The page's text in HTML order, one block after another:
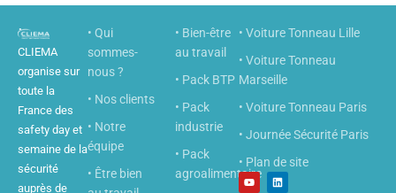
CLIEMA
organise sur
toute la
France des
safety day et
semaine de la
sécurité
auprès de
• Qui
sommes-
nous ?
• Nos clients
• Notre
équipe
• Être bien
• Bien-être
au travail
• Pack BTP
• Pack
industrie
• Pack
agroalimentaire
• Voiture Tonneau Lille
• Voiture Tonneau
Marseille
• Voiture Tonneau Paris
• Journée Sécurité Paris
• Plan de site
Y
o
L
i